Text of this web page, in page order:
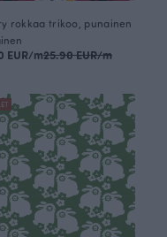
rokkaa trikoo, punainen
EUR/m25.90 EUR/m